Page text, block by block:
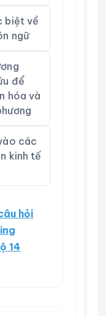
biệt về
ngữ
để
hóa và
các
kinh tế
hỏi
14